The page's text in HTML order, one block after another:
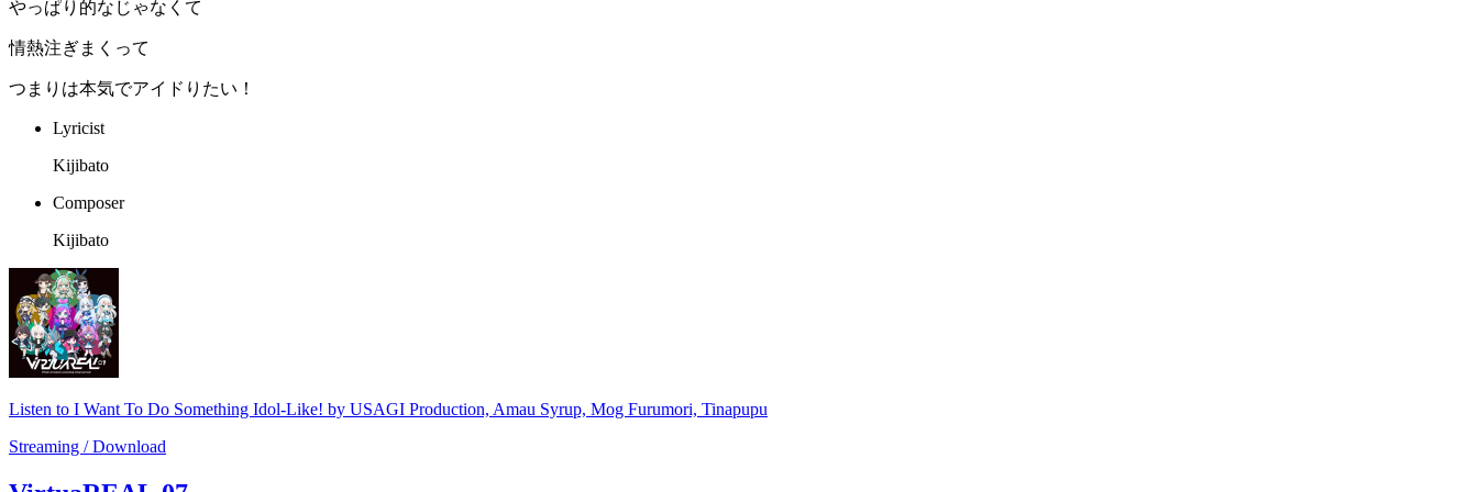
やっぱり的なじゃなくて
情熱注ぎまくって
つまりは本気でアイドりたい！
Lyricist
Kijibato
Composer
Kijibato
Listen to I Want To Do Something Idol-Like! by USAGI Production, Amau Syrup, Mog Furumori, Tinapupu
Streaming / Download